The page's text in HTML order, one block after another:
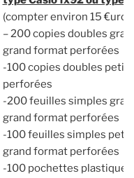
(compter environ 15
– 200 copies doubles
grand format perforées
-100 copies doubles
perforées
-200 feuilles simples
grand format perforées
-100 feuilles simples
grand format perforées
-100 pochettes plastiques